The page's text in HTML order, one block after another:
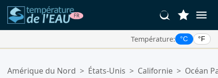
Température: °C °F
Votre liste de favoris est vide.
Amérique du Nord > États-Unis > Californie > Océan